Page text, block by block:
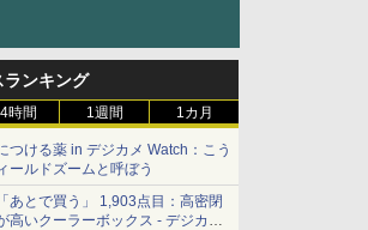
ランキング
時間 1週間 1カ月
つける薬 in デジカメ Watch：こう
ールドズームと呼ぼう
あとで買う」 1,903点目：高密閉
高いクーラーボックス - デジカメ